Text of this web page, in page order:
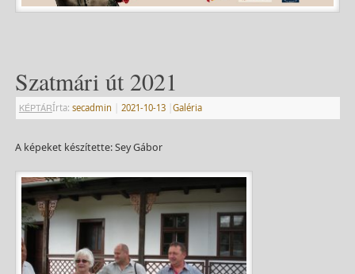
Szatmári út 2021
KÉPTÁRÍrta: secadmin 2021-10-13 Galéria
A képeket készítette: Sey Gábor